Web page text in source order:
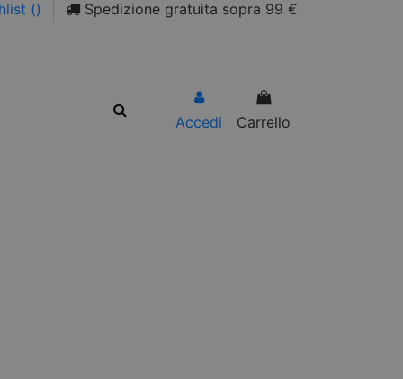
() Spedizione gratuita sopra 99 €
Accedi Carrello